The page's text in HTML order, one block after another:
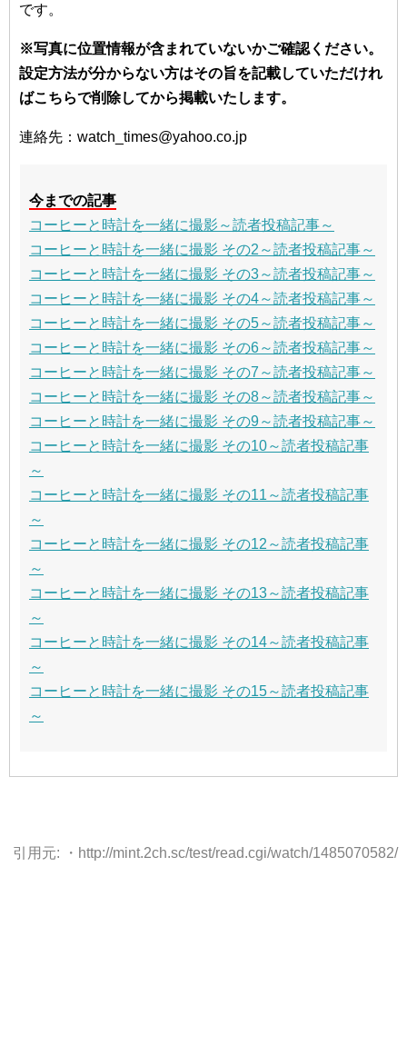
です。
※写真に位置情報が含まれていないかご確認ください。
設定方法が分からない方はその旨を記載していただけれ
ばこちらで削除してから掲載いたします。
連絡先：watch_times@yahoo.co.jp
今までの記事
コーヒーと時計を一緒に撮影～読者投稿記事～
コーヒーと時計を一緒に撮影 その2～読者投稿記事～
コーヒーと時計を一緒に撮影 その3～読者投稿記事～
コーヒーと時計を一緒に撮影 その4～読者投稿記事～
コーヒーと時計を一緒に撮影 その5～読者投稿記事～
コーヒーと時計を一緒に撮影 その6～読者投稿記事～
コーヒーと時計を一緒に撮影 その7～読者投稿記事～
コーヒーと時計を一緒に撮影 その8～読者投稿記事～
コーヒーと時計を一緒に撮影 その9～読者投稿記事～
コーヒーと時計を一緒に撮影 その10～読者投稿記事
～
コーヒーと時計を一緒に撮影 その11～読者投稿記事
～
コーヒーと時計を一緒に撮影 その12～読者投稿記事
～
コーヒーと時計を一緒に撮影 その13～読者投稿記事
～
コーヒーと時計を一緒に撮影 その14～読者投稿記事
～
コーヒーと時計を一緒に撮影 その15～読者投稿記事
～
引用元: ・http://mint.2ch.sc/test/read.cgi/watch/1485070582/